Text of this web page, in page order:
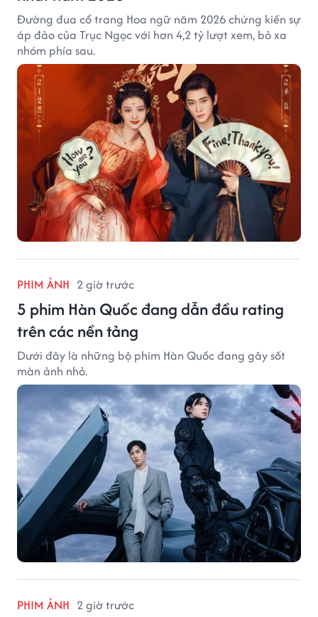
Đường đua cổ trang Hoa ngữ năm 2026 chứng kiến sự
áp đảo của Trục Ngọc với hơn 4,2 tỷ lượt xem, bỏ xa
nhóm phía sau.
PHIM ẢNH 2 giờ trước
5 phim Hàn Quốc đang dẫn đầu rating
trên các nền tảng
Dưới đây là những bộ phim Hàn Quốc đang gây sốt
màn ảnh nhỏ.
PHIM ẢNH 2 giờ trước